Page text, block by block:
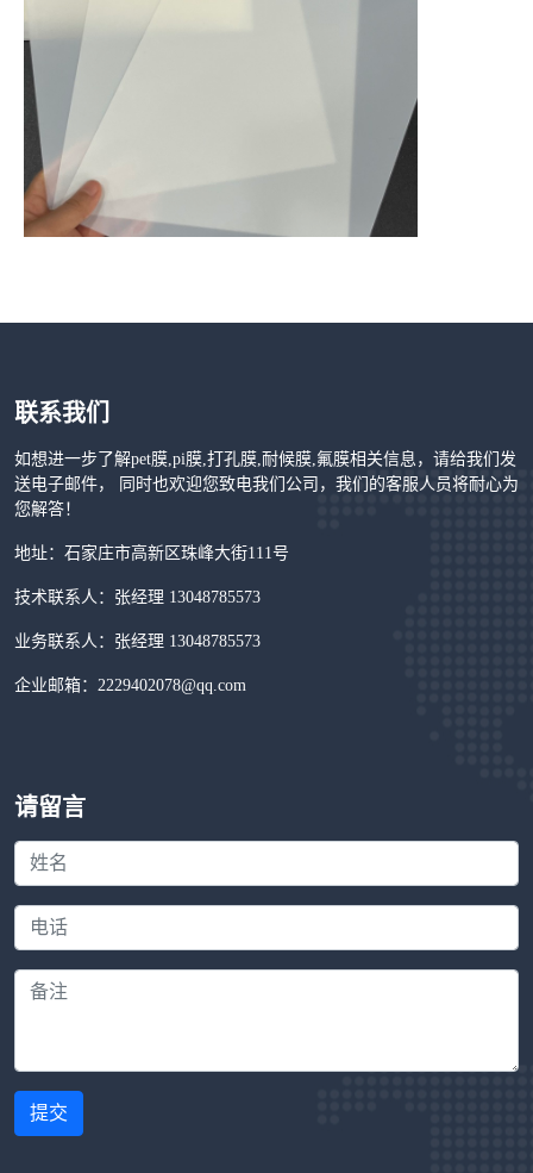
联系我们
如想进一步了解pet膜,pi膜,打孔膜,耐候膜,氟膜相关信息，请给我们发
送电子邮件， 同时也欢迎您致电我们公司，我们的客服人员将耐心为
您解答！
地址：石家庄市高新区珠峰大街111号
技术联系人：张经理 13048785573
业务联系人：张经理 13048785573
企业邮箱：2229402078@qq.com
请留言
提交